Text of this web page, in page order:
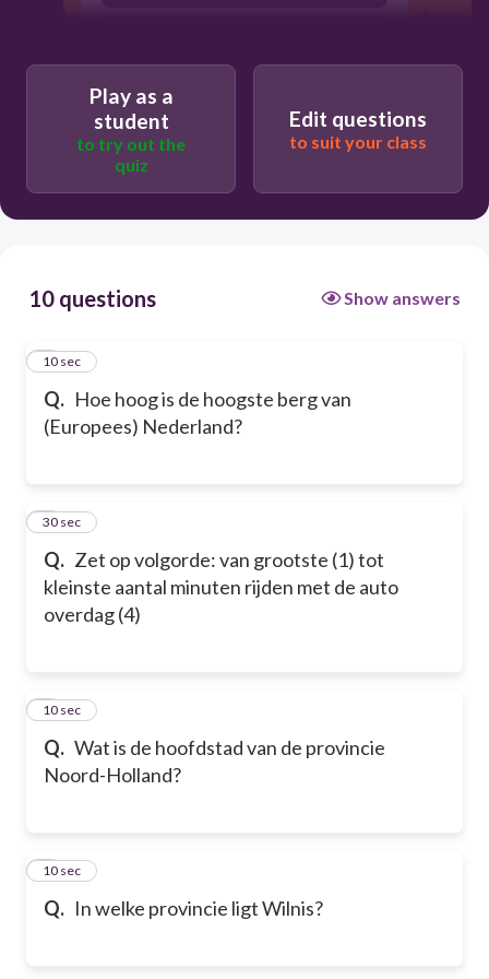
Play as a
student
to try out the
quiz
Edit questions
to suit your class
10 questions Show answers
Q. Hoe hoog is de hoogste berg van
(Europees) Nederland?
110 sec
Q. Zet op volgorde: van grootste (1) tot
kleinste aantal minuten rijden met de auto
overdag (4)
2
30 sec
Q. Wat is de hoofdstad van de provincie
Noord-Holland?
310 sec
Q. In welke provincie ligt Wilnis?
410 sec